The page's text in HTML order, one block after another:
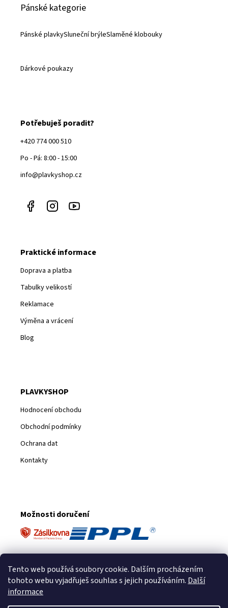
Tento web používá soubory cookie. Dalším procházením
tohoto webu vyjadřuješ souhlas s jejich používáním. Další
informace
Pánské kategorie
Pánské plavkySluneční brýleSlaměné klobouky
Dárkové poukazy
Potřebuješ poradit?
+420 774 000 510
Po - Pá: 8:00 - 15:00
info@plavkyshop.cz
Praktické informace
Doprava a platba
Tabulky velikostí
Reklamace
Výměna a vrácení
Blog
PLAVKYSHOP
Hodnocení obchodu
Obchodní podmínky
Ochrana dat
Kontakty
Možnosti doručení